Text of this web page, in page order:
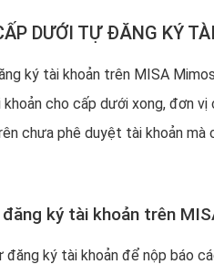
DƯỚI TỰ ĐĂNG KÝ
ký tài khoản trên MISA
khoản cho cấp dưới xong, đơn
chưa phê duyệt tài khoản
ký tài khoản trên
ký tài khoản để nộp báo